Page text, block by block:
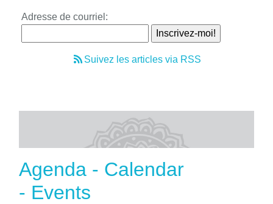
Adresse de courriel:
Suivez les articles via RSS
Agenda - Calendar
- Events